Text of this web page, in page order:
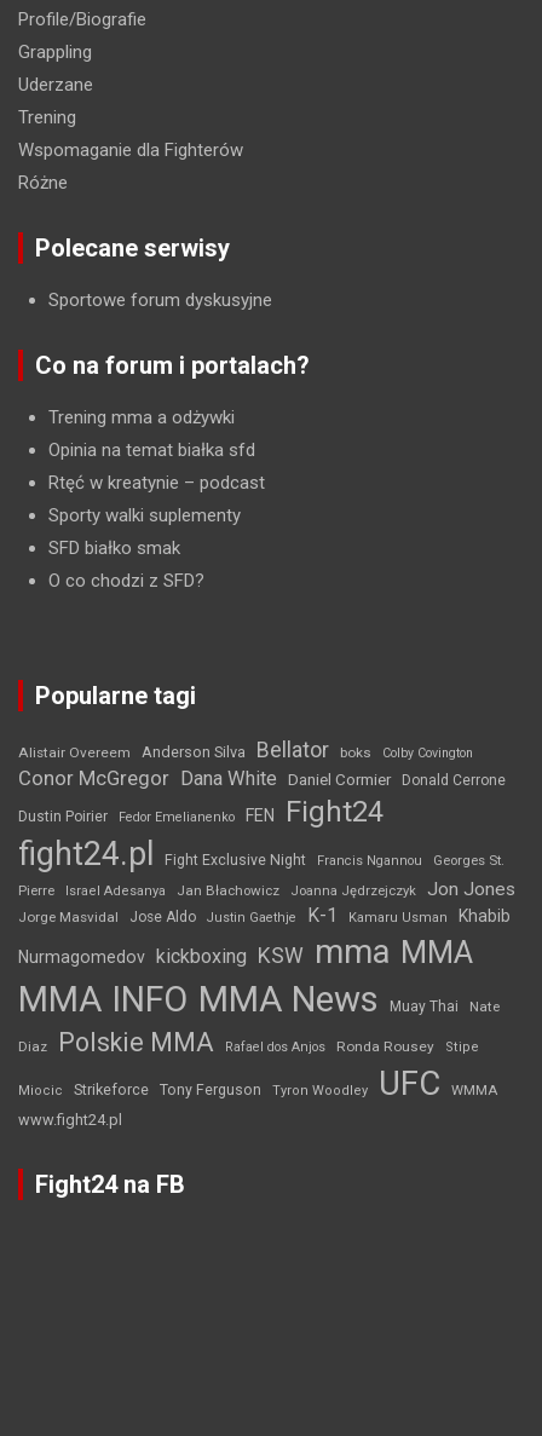
Profile/Biografie
Grappling
Uderzane
Trening
Wspomaganie dla Fighterów
Różne
Polecane serwisy
Sportowe forum dyskusyjne
Co na forum i portalach?
Trening mma a odżywki
Opinia na temat białka sfd
Rtęć w kreatynie – podcast
Sporty walki suplementy
SFD białko smak
O co chodzi z SFD?
Popularne tagi
Alistair Overeem Anderson Silva Bellator boks Colby Covington
Conor McGregor Dana White Daniel Cormier Donald Cerrone
Dustin Poirier Fedor Emelianenko FEN Fight24
fight24.pl Fight Exclusive Night Francis Ngannou
Georges St.
Pierre
Israel Adesanya Jan Błachowicz Joanna Jędrzejczyk Jon Jones
Jorge Masvidal Jose Aldo Justin Gaethje K-1 Kamaru Usman Khabib
Nurmagomedov kickboxing KSW mma MMA
MMA INFO MMA News Muay Thai Nate
Diaz Polskie MMA Rafael dos Anjos Ronda Rousey Stipe
Miocic Strikeforce Tony Ferguson Tyron Woodley UFC WMMA
www.fight24.pl
Fight24 na FB